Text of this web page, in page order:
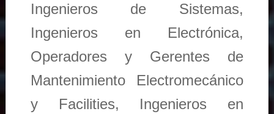
Ingenieros de Sistemas,
Ingenieros en Electrónica,
Operadores y Gerentes de
Mantenimiento Electromecánico
y Facilities, Ingenieros en